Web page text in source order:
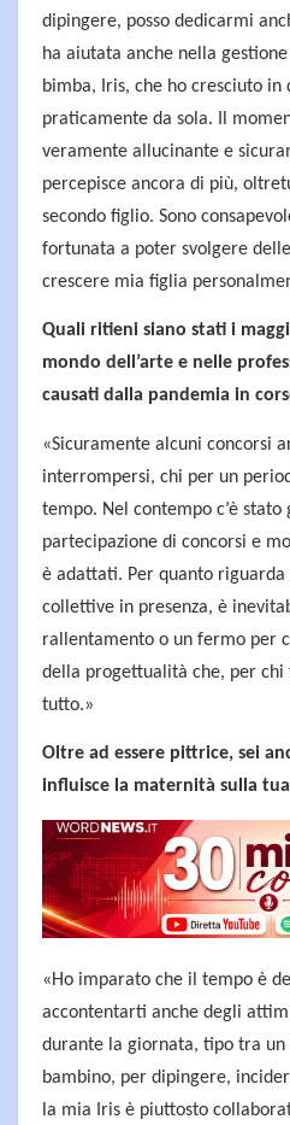
dipingere, posso dedicarmi
ha aiutata anche nella
bimba, Iris, che ho cresciuto in
praticamente da sola. Il
veramente allucinante e
percepisce ancora di più,
secondo figlio. Sono
fortunata a poter svolgere
crescere mia figlia
Quali ritieni siano stati i
mondo dell’arte e nelle
causati dalla pandemia in
«Sicuramente alcuni concorsi
interrompersi, chi per un
tempo. Nel contempo c’è
partecipazione di concorsi e
è adattati. Per quanto
collettive in presenza, è
rallentamento o un fermo per
della progettualità che, per chi
tutto.»
Oltre ad essere pittrice, sei
influisce la maternità sulla
«Ho imparato che il tempo è
accontentarti anche degli
durante la giornata, tipo tra un
bambino, per dipingere,
la mia Iris è piuttosto